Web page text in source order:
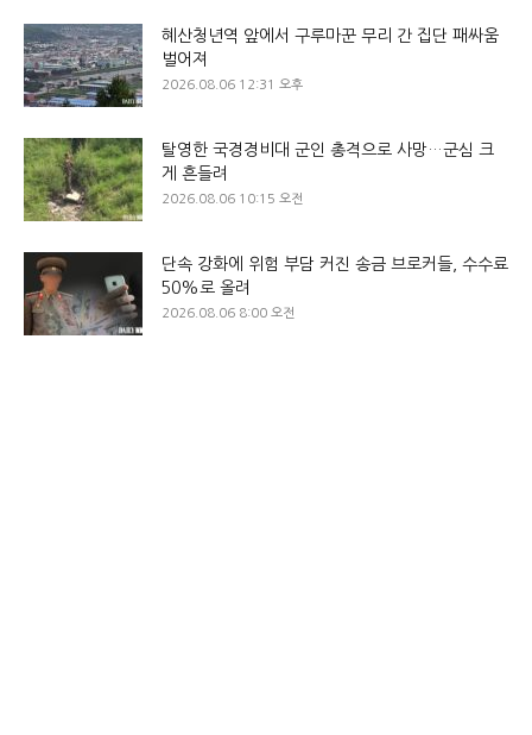
혜산청년역 앞에서 구루마꾼 무리 간 집단 패싸움
벌어져
2026.08.06 12:31 오후
탈영한 국경경비대 군인 총격으로 사망…군심 크
게 흔들려
2026.08.06 10:15 오전
단속 강화에 위험 부담 커진 송금 브로커들, 수수료
50%로 올려
2026.08.06 8:00 오전